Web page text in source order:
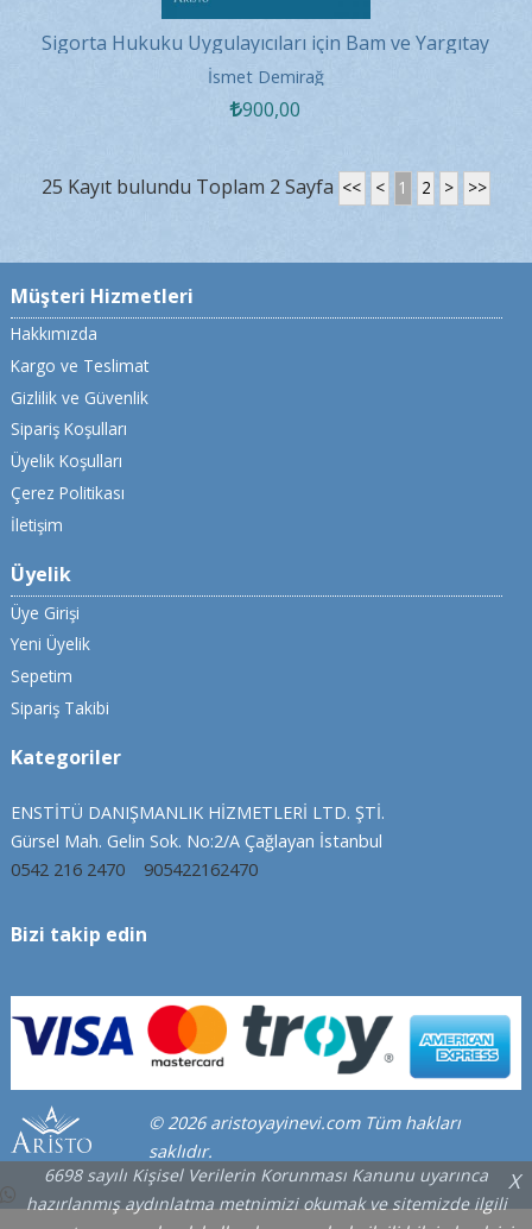
Sigorta Hukuku Uygulayıcıları için Bam ve Yargıtay
Kararları
İsmet Demirağ
900,00
25 Kayıt bulundu Toplam 2 Sayfa << < 1 2 > >>
Müşteri Hizmetleri
Hakkımızda
Kargo ve Teslimat
Gizlilik ve Güvenlik
Sipariş Koşulları
Üyelik Koşulları
Çerez Politikası
İletişim
Üyelik
Üye Girişi
Yeni Üyelik
Sepetim
Sipariş Takibi
Kategoriler
ENSTİTÜ DANIŞMANLIK HİZMETLERİ LTD. ŞTİ.
Gürsel Mah. Gelin Sok. No:2/A Çağlayan İstanbul
0542 216 2470
905422162470
Bizi takip edin
© 2026 aristoyayinevi.com Tüm hakları
saklıdır.
6698 sayılı Kişisel Verilerin Korunması Kanunu uyarınca
hazırlanmış aydınlatma metnimizi okumak ve sitemizde ilgili
X